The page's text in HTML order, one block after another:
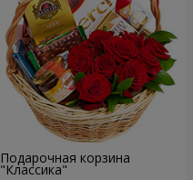
Подарочная корзина
"Классика"